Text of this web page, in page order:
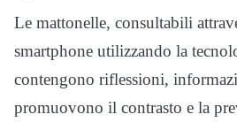
Le mattonelle, consultabili
smartphone utilizzando la
contengono riflessioni,
promuovono il contrasto e la